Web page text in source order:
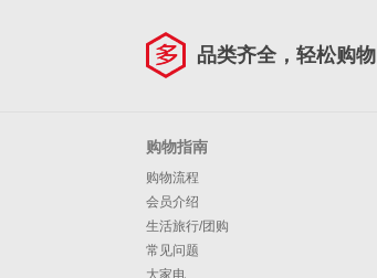
品类齐全，轻松购物
购物指南
购物流程
会员介绍
生活旅行/团购
常见问题
大家电